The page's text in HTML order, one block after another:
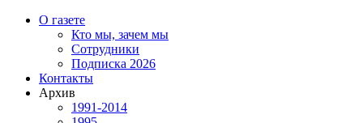
О газете
Кто мы, зачем мы
Сотрудники
Подписка 2026
Контакты
Архив
1991-2014